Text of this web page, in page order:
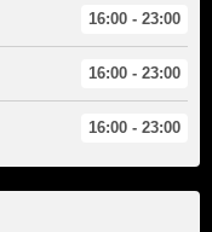
16:00 - 23:00
16:00 - 23:00
16:00 - 23:00